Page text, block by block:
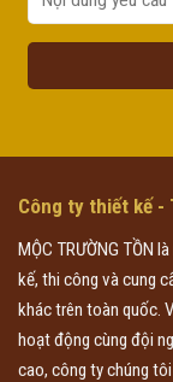
Công ty thiết kế -
MỘC TRƯỜNG TỒN
kế, thi công và cung
khác trên toàn quốc.
hoạt động cùng đội
cao, công ty chúng